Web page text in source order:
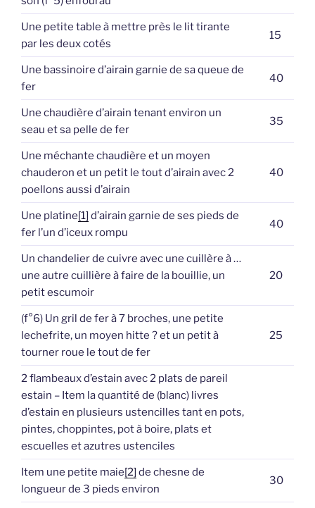
Une petite table à mettre près le lit tirante
par les deux cotés
15
Une bassinoire d’airain garnie de sa queue de
fer
40
Une chaudière d’airain tenant environ un
seau et sa pelle de fer
35
Une méchante chaudière et un moyen
chauderon et un petit le tout d’airain avec 2
poellons aussi d’airain
40
Une platine[1] d’airain garnie de ses pieds de
fer l’un d’iceux rompu
40
Un chandelier de cuivre avec une cuillère à …
une autre cuillière à faire de la bouillie, un
petit escumoir
20
(f°6) Un gril de fer à 7 broches, une petite
lechefrite, un moyen hitte ? et un petit à
tourner roue le tout de fer
25
2 flambeaux d’estain avec 2 plats de pareil
estain – Item la quantité de (blanc) livres
d’estain en plusieurs ustencilles tant en pots,
pintes, choppintes, pot à boire, plats et
escuelles et azutres ustenciles
Item une petite maie[2] de chesne de
longueur de 3 pieds environ
30